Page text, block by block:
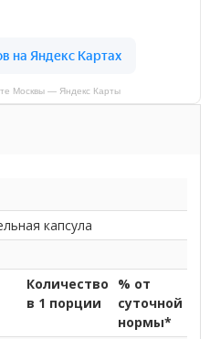
Москвы — Яндекс Карты
капсула
Количество
в 1 порции
% от
суточной
нормы*